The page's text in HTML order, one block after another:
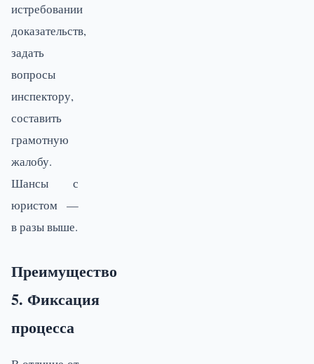
истребовании
доказательств,
задать
вопросы
инспектору,
составить
грамотную
жалобу.
Шансы с
юристом —
в разы выше.
Преимущество
5. Фиксация
процесса